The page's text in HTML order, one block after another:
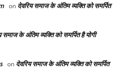
on देवरिय समाज के अंतिम व्यक्ति को समर्पित
समाज के अंतिम व्यक्ति को समर्पित है योगी
on देवरिय समाज के अंतिम व्यक्ति को समर्पित